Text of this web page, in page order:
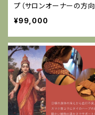
プ（サロンオーナーの方向
け）店内資料印刷付き
¥99,000